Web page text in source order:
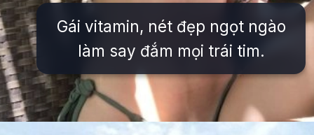
Gái vitamin, nét đẹp ngọt ngào
làm say đắm mọi trái tim.